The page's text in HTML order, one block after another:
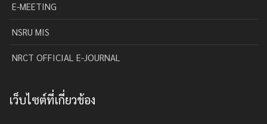
E-MEETING
NSRU MIS
NRCT OFFICIAL E-JOURNAL
เว็บไซต์ที่เกี่ยวข้อง